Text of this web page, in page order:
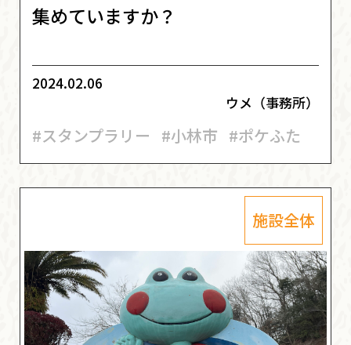
集めていますか？
2024.02.06
ウメ（事務所）
#スタンプラリー #小林市 #ポケふた
施設全体